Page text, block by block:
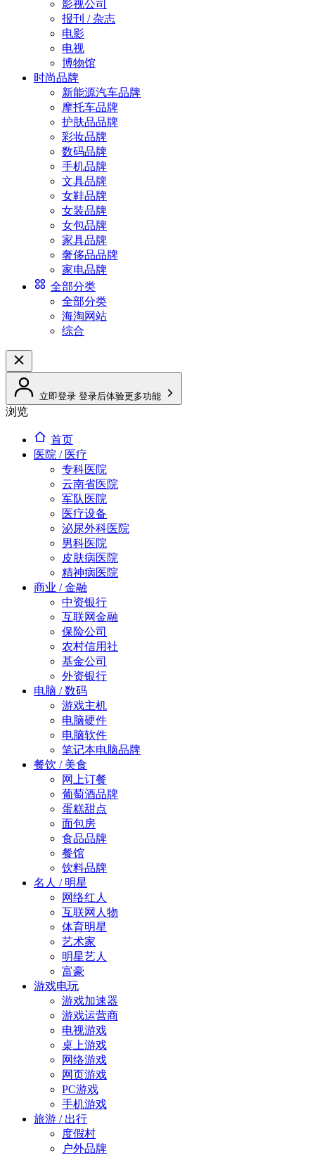
影视公司
报刊 / 杂志
电影
电视
博物馆
时尚品牌
新能源汽车品牌
摩托车品牌
护肤品品牌
彩妆品牌
数码品牌
手机品牌
文具品牌
女鞋品牌
女装品牌
女包品牌
家具品牌
奢侈品品牌
家电品牌
全部分类
全部分类
海淘网站
综合
立即登录 登录后体验更多功能
浏览
首页
医院 / 医疗
专科医院
云南省医院
军队医院
医疗设备
泌尿外科医院
男科医院
皮肤病医院
精神病医院
商业 / 金融
中资银行
互联网金融
保险公司
农村信用社
基金公司
外资银行
电脑 / 数码
游戏主机
电脑硬件
电脑软件
笔记本电脑品牌
餐饮 / 美食
网上订餐
葡萄酒品牌
蛋糕甜点
面包房
食品品牌
餐馆
饮料品牌
名人 / 明星
网络红人
互联网人物
体育明星
艺术家
明星艺人
富豪
游戏电玩
游戏加速器
游戏运营商
电视游戏
桌上游戏
网络游戏
网页游戏
PC游戏
手机游戏
旅游 / 出行
度假村
户外品牌